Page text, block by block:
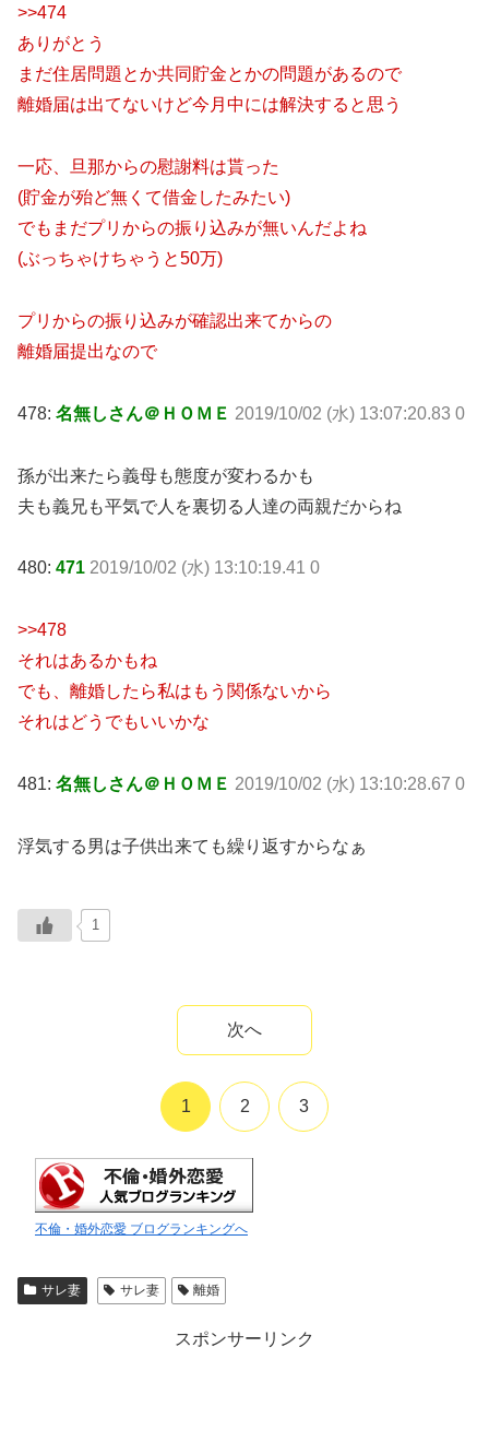
>>474
ありがとう
まだ住居問題とか共同貯金とかの問題があるので
離婚届は出てないけど今月中には解決すると思う
一応、旦那からの慰謝料は貰った
(貯金が殆ど無くて借金したみたい)
でもまだプリからの振り込みが無いんだよね
(ぶっちゃけちゃうと50万)
プリからの振り込みが確認出来てからの
離婚届提出なので
478: 名無しさん＠ＨＯＭＥ 2019/10/02 (水) 13:07:20.83 0
孫が出来たら義母も態度が変わるかも
夫も義兄も平気で人を裏切る人達の両親だからね
480: 471 2019/10/02 (水) 13:10:19.41 0
>>478
それはあるかもね
でも、離婚したら私はもう関係ないから
それはどうでもいいかな
481: 名無しさん＠ＨＯＭＥ 2019/10/02 (水) 13:10:28.67 0
浮気する男は子供出来ても繰り返すからなぁ
1
次へ
1 2 3
不倫・婚外恋愛 ブログランキングへ
サレ妻 サレ妻 離婚
スポンサーリンク